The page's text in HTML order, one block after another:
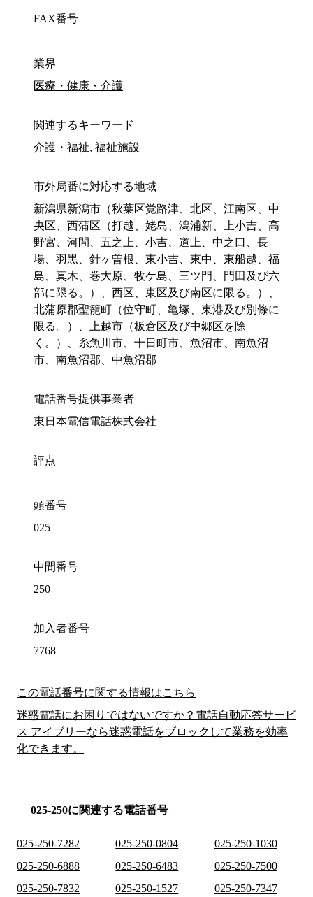
FAX番号
業界
医療・健康・介護
関連するキーワード
介護・福祉, 福祉施設
市外局番に対応する地域
新潟県新潟市（秋葉区覚路津、北区、江南区、中
央区、西蒲区（打越、姥島、潟浦新、上小吉、高
野宮、河間、五之上、小吉、道上、中之口、長
場、羽黒、針ヶ曽根、東小吉、東中、東船越、福
島、真木、巻大原、牧ケ島、三ツ門、門田及び六
部に限る。）、西区、東区及び南区に限る。）、
北蒲原郡聖籠町（位守町、亀塚、東港及び別條に
限る。）、上越市（板倉区及び中郷区を除
く。）、糸魚川市、十日町市、魚沼市、南魚沼
市、南魚沼郡、中魚沼郡
電話番号提供事業者
東日本電信電話株式会社
評点
頭番号
025
中間番号
250
加入者番号
7768
この電話番号に関する情報はこちら
迷惑電話にお困りではないですか？電話自動応答サービ
ス アイブリーなら迷惑電話をブロックして業務を効率
化できます。
025-250に関連する電話番号
025-250-7282 025-250-0804
025-250-1030
025-250-6888
025-250-6483
025-250-7500
025-250-7832
025-250-1527 025-250-7347